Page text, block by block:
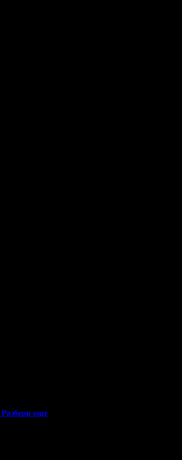
Разбери още